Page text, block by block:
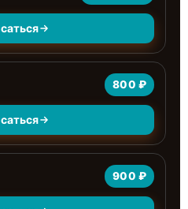
800 ₽
900 ₽